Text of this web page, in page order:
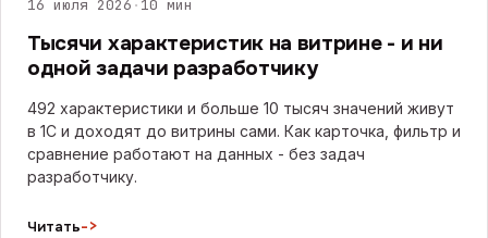
16 июля 2026 · 10 мин
Тысячи характеристик на витрине - и ни
одной задачи разработчику
492 характеристики и больше 10 тысяч значений живут
в 1С и доходят до витрины сами. Как карточка, фильтр и
сравнение работают на данных - без задач
разработчику.
Читать->